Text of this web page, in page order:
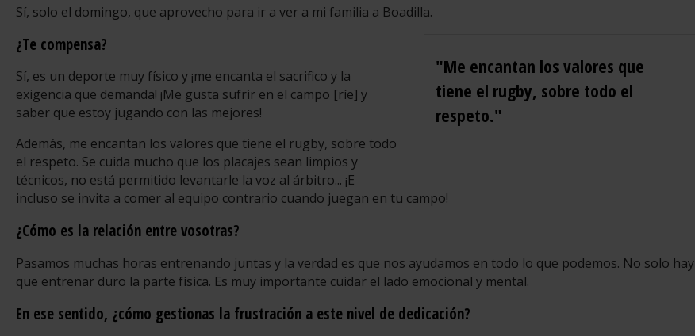
Sí, solo el domingo, que aprovecho para ir a ver a mi familia a Boadilla.
"Me encantan los valores que
tiene el rugby, sobre todo el
respeto."
¿Te compensa?
Sí, es un deporte muy físico y ¡me encanta el sacrifico y la
exigencia que demanda! ¡Me gusta sufrir en el campo [ríe] y
saber que estoy jugando con las mejores!
Además, me encantan los valores que tiene el rugby, sobre todo
el respeto. Se cuida mucho que los placajes sean limpios y
técnicos, no está permitido levantarle la voz al árbitro... ¡E
incluso se invita a comer al equipo contrario cuando juegan en tu campo!
¿Cómo es la relación entre vosotras?
Pasamos muchas horas entrenando juntas y la verdad es que nos ayudamos en todo lo que podemos. No solo hay
que entrenar duro la parte física. Es muy importante cuidar el lado emocional y mental.
En ese sentido, ¿cómo gestionas la frustración a este nivel de dedicación?